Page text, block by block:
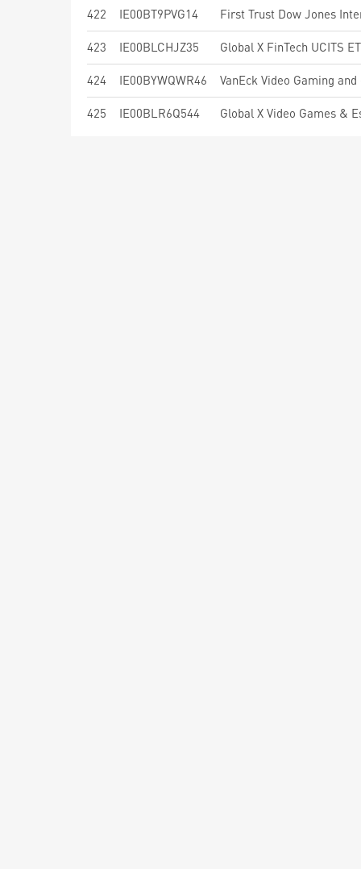
422 IE00BT9PVG14
423 IE00BLCHJZ35 Global X FinTech UCITS
424 IE00BYWQWR46 VanEck Video Gaming
425 IE00BLR6Q544 Global X Video Games &